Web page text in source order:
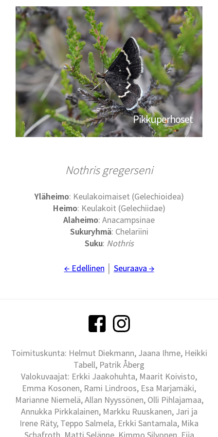
Pikkuperhoset
Nothris gregerseni
Yläheimo: Keulakoimaiset (Gelechioidea)
Heimo: Keulakoit (Gelechiidae)
Alaheimo: Anacampsinae
Sukuryhmä: Chelariini
Suku: Nothris
← Edellinen Seuraava →
Toimituskunta: Helmut Diekmann, Jaana Ihme, Heikki
Tabell, Patrik Åberg
Valokuvaajat: Erkki Jaakohuhta, Maarit Koivisto,
Emma Kosonen, Rami Lindroos, Esa Marjamäki,
Marianne Niemelä, Allan Nyyssönen, Olli Pihlajamaa,
Annukka Pirkkalainen, Markku Ruuskanen, Jari ja
Irene Räty, Teppo Salmela, Erkki Santamala, Mika